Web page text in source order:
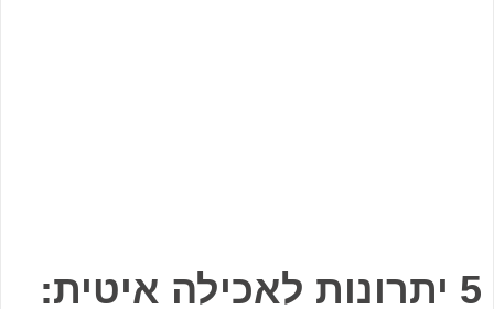
5 יתרונות לאכילה איטית: